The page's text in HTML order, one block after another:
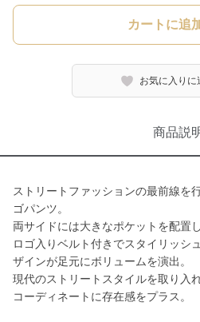
カートに追
お気に入りに
商品説
ストリートファッションの最前線を
ゴパンツ。
両サイドには大きなポケットを配置
ロゴ入りベルト付きでスタイリッシ
ザインが足元にボリュームを演出。
現代のストリートスタイルを取り入
コーディネートに存在感をプラス。